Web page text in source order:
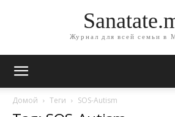
Журнал для всей семьи в
Домой Теги SOS-Autism